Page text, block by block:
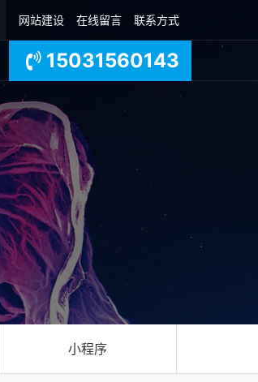
网站建设 在线留言 联系方式
15031560143
小程序